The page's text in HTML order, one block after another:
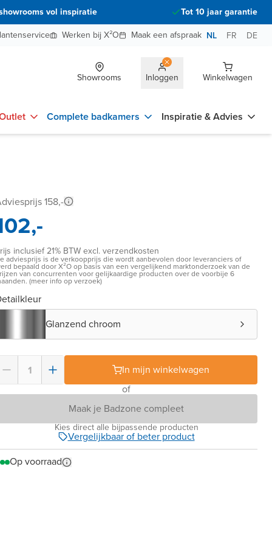
vol inspiratie
Tot 10 jaar garantie
Werken bij X²O Maak een afspraak NL FR DE
Showrooms Inloggen Winkelwagen
Complete badkamers Inspiratie & Advies
158,-
inclusief 21% BTW excl. verzendkosten
adviesprijs is de verkoopprijs die wordt aanbevolen door leveranciers of
bepaald door X²O op basis van een vergelijkend marktonderzoek van de
van concurrenten voor gelijkaardige producten over de voorbije 6
(meer info op verzoek)
Glanzend chroom
In mijn winkelwagen
of
Maak je Badzone compleet
Kies direct alle bijpassende producten
Vergelijkbaar of beter product
Op voorraad